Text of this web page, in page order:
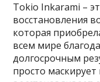
Tokio Inkarami –
восстановления
которая
всем мире
долгосрочным
просто